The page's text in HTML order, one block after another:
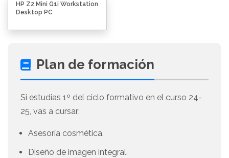
HP Z2 Mini G1i Workstation
Desktop PC
Plan de formación
Si estudias 1º del ciclo formativo en el curso 24-
25, vas a cursar:
Asesoría cosmética.
Diseño de imagen integral.